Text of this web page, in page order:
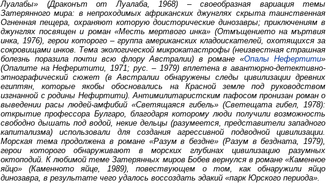
Луалабы» (Драконът от Луалаба, 1968) – своеобразная вариация темы
Затерянного мира: в непроходимых африканских джунглях скрыта таинственная
Огненная пещера, охраняют которую доисторические динозавры; приключениям в
джунглях посвящен и роман «Месть мертвого инка» (Отмъщението на мъртвия
инка, 1976), герои которого – группа американских кладоискателей, охотящихся за
сокровищами инков. Тема экологической микрокатастрофы (неизвестная страшная
болезнь поразила почти всю флору Австралии) в романе «Опалы Нефертити»
(Опалите на Неферитити, 1971; рус. – 1979) вплетена в авантюрно-детективно-
этнографический сюжет (в Австралии обнаружены следы цивилизации древних
египтян, которые якобы обосновались на Красной земле под руководством
изгнанной с родины Нефиртити). Антимилитаристским пафосом пронизан роман о
выведении расы людей-амфибий «Светящаяся гибель» (Светещата гибел, 1978):
открытие профессора Булгаро, благодаря которому люди получили возможность
свободно дышать под водой, некие дельцы (разумеется, представители западного
капитализма) использовали для создания агрессивной подводной цивилизации.
Морская тема продолжена в романе «Разум в бездне» (Разум в бездната, 1979),
герои которого обнаруживают в морских глубинах цивилизацию разумных
октоподий. К любимой теме Затерянных миров Бобев вернулся в романе «Каменное
яйцо» (Каменното яйце, 1989), повествующем о том, как обнаружили яйцо
динозавра, в результате чего удалось воссоздать эдакий «парк Юрского периода».